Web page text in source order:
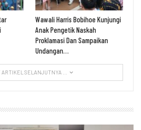
Wawali Harris Bobihoe Kunjungi
Anak Pengetik Naskah
Proklamasi Dan Sampaikan
Undangan…
ARTIKEL SELANJUTNYA ...